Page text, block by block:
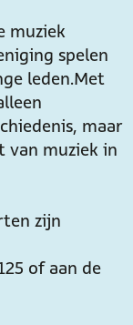
muziek
spelen
leden. Met
maar
van muziek in
zijn
of aan de